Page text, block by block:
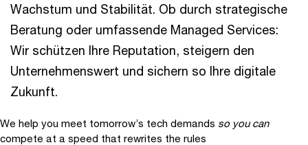
Wachstum und Stabilität. Ob durch strategische
Beratung oder umfassende Managed Services:
Wir schützen Ihre Reputation, steigern den
Unternehmenswert und sichern so Ihre digitale
Zukunft.
We help you meet tomorrow’s tech demands so you can
compete at a speed that rewrites the rules